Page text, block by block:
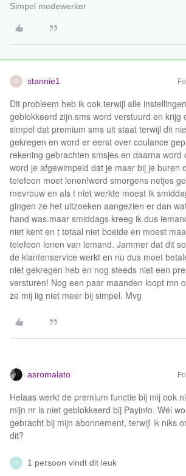
Simpel medewerker
S stannie1
Dit probleem heb ik ook terwijl alle
geblokkeerd zijn.sms word verstuurd en krijg
simpel dat premium sms uit staat terwijl dit
gekregen en word er eerst over coulance
rekening gebrachten smsjes en daarna word
word je afgewimpeld dat je maar bij je buren
telefoon moet lenen!werd smorgens netjes
mevrouw en als t niet werkte moest ik
gingen ze het uitzoeken aangezien er dan
hand was.maar smiddags kreeg ik dus
niet kent en t totaal niet boeide en moest
telefoon lenen van iemand. Jammer dat dit
de klantenservice werkt en nu dus moet
niet gekregen heb en nog steeds niet een
versturen! Nog een paar maanden loopt mn
ze mij iig niet meer bij simpel. Mvg
asromalato
Helaas werkt de premium functie bij mij ook
mijn nr is niet geblokkeerd bij Payinfo. Wél
gebracht bij mijn abonnement, terwijl ik niks
dit?
J 1 persoon vindt dit leuk